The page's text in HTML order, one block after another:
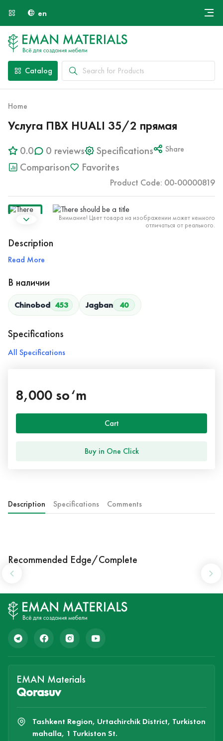
en
Payment and Delivery
Catalog
Home
Услуга ПВХ HUALI 35/2 прямая
0.0 0 reviews Specifications Share
Comparison Favorites
Product Code: 00-00000819
Внимание! Цвет товара на изображении может немного
отличаться от реального.
Description
Read More
В наличии
Chinobod 453 Jagban 40
Specifications
All Specifications
8,000 so‘m
Cart
Buy in One Click
Description Specifications Comments
Recommended Edge/Complete
EMAN Materials
Qorasuv
Tashkent Region, Urtachirchik District, Turkiston
mahalla, 1 Turkiston St.